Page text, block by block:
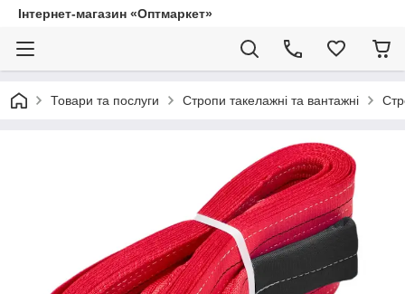
Інтернет-магазин «Оптмаркет»
Товари та послуги Стропи такелажні та вантажні